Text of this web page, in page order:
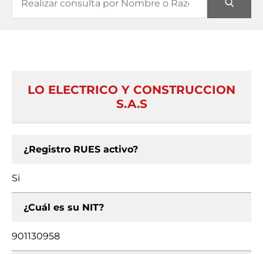
LO ELECTRICO Y CONSTRUCCION
S.A.S
¿Registro RUES activo?
Si
¿Cuál es su NIT?
901130958